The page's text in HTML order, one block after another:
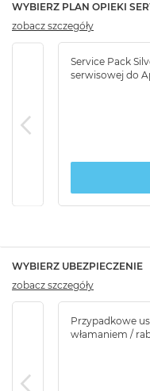
WYBIERZ PLAN OPIEKI
Service Pack
serwisowej do
zobacz szczegóły
WYBIERZ UBEZPIECZENIE
Przypadkowe
włamaniem /
zobacz szczegóły